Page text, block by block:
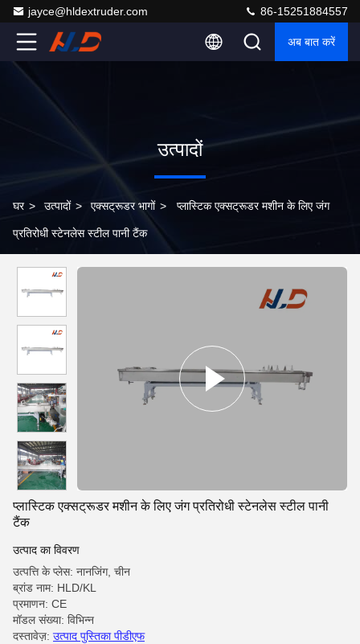
jayce@hldextruder.com 86-15251884557
अब बात करें
उत्पादों
घर > उत्पादों > एक्सट्रूडर भागों > प्लास्टिक एक्सट्रूडर मशीन के लिए जंग
प्रतिरोधी स्टेनलेस स्टील पानी टैंक
प्लास्टिक एक्सट्रूडर मशीन के लिए जंग प्रतिरोधी स्टेनलेस स्टील पानी
टैंक
उत्पाद का विवरण
उत्पत्ति के प्लेस: नानजिंग, चीन
ब्रांड नाम: HLD/KL
प्रमाणन: CE
मॉडल संख्या: विभिन्न
दस्तावेज़: उत्पाद पुस्तिका पीडीएफ